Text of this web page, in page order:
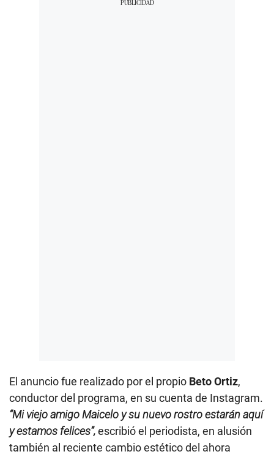
El anuncio fue realizado por el propio Beto Ortiz,
conductor del programa, en su cuenta de Instagram.
“Mi viejo amigo Maicelo y su nuevo rostro estarán aquí
y estamos felices”,escribió el periodista, en alusión
también al reciente cambio estético del ahora